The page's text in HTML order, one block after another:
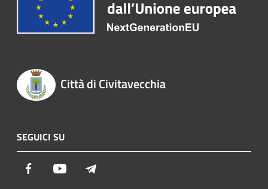
Città di Civitavecchia
SEGUICI SU
Facebook Youtube